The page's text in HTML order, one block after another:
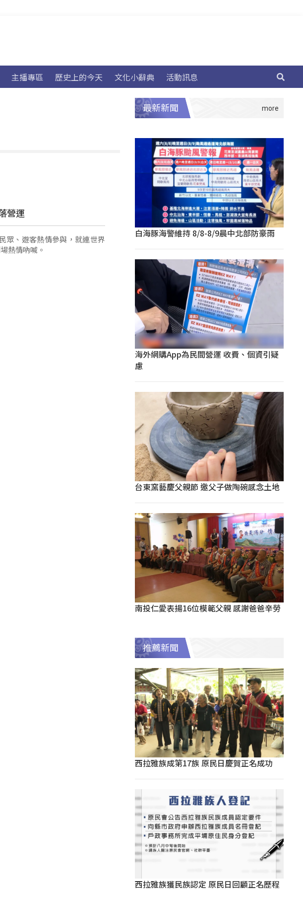
主播專區 歷史上的今天 文化小辭典 活動訊息
營運
眾、遊客熱情參與，就連世界
熱情吶喊。
最新新聞
白海豚海警維持 8/8-8/9晨中北部防豪雨
海外網購App為民間營運 收費、個資引疑
慮
台東窯藝慶父親節 邀父子做陶碗感念土地
南投仁愛表揚16位模範父親 感謝爸爸辛勞
推薦新聞
西拉雅族成第17族 原民日慶賀正名成功
西拉雅族獲民族認定 原民日回顧正名歷程